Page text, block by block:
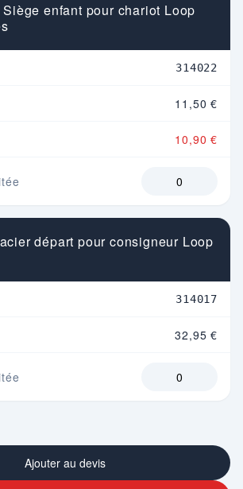
enfant pour chariot Loop
314022
11,50 €
10,90 €
départ pour consigneur Loop
314017
32,95 €
Ajouter au devis